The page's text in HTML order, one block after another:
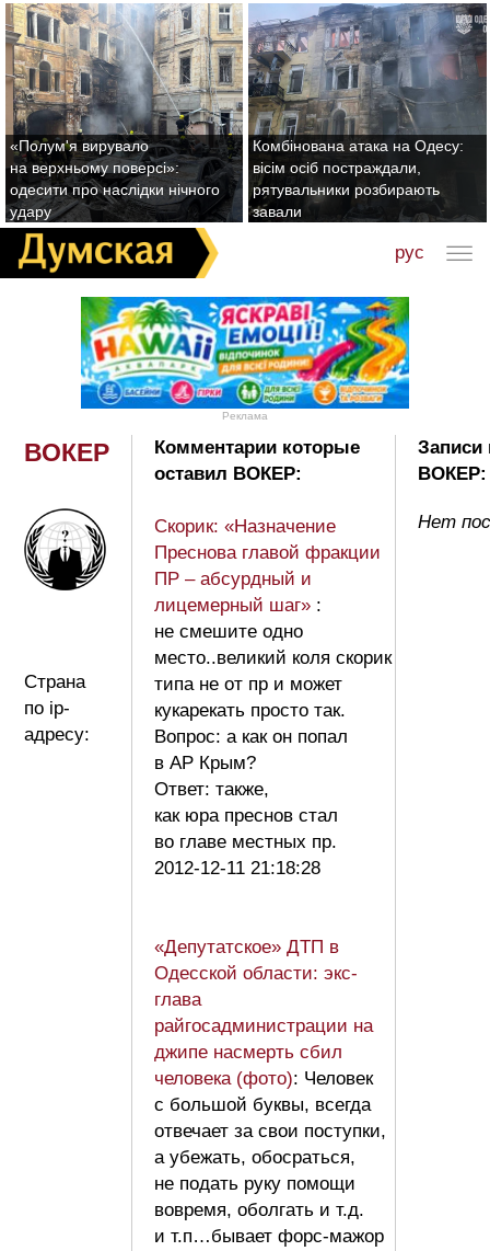
«Полум'я вирувало
на верхньому поверсі»:
одесити про наслідки нічного
удару
Комбінована атака на Одесу:
вісім осіб постраждали,
рятувальники розбирають
завали
рус
Реклама
ВОКЕР
Страна
по ip-
адресу:
Комментарии которые
оставил ВОКЕР:
Скорик: «Назначение
Преснова главой фракции
ПР – абсурдный и
лицемерный шаг» :
не смешите одно
место..великий коля скорик
типа не от пр и может
кукарекать просто так.
Вопрос: а как он попал
в АР Крым?
Ответ: также,
как юра преснов стал
во главе местных пр.
2012-12-11 21:18:28
«Депутатское» ДТП в
Одесской области: экс-
глава
райгосадминистрации на
джипе насмерть сбил
человека (фото): Человек
с большой буквы, всегда
отвечает за свои поступки,
а убежать, обосраться,
не подать руку помощи
вовремя, оболгать и т.д.
и т.п…бывает форс-мажор
Записи
ВОКЕР:
Нет